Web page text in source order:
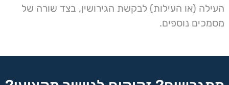
העילה (או העילות) לבקשת הגירושין, בצד שורה של
מסמכים נוספים.